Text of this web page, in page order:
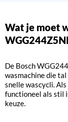
Wat je moet weten van de Bosch
De Bosch
wasmachine die
snelle wascycli.
functioneel als stil
keuze.